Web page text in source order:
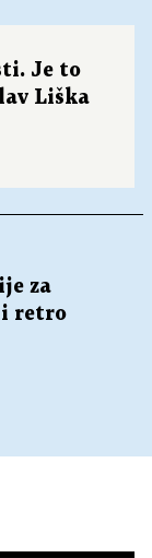
Je to
Liška
za
i retro